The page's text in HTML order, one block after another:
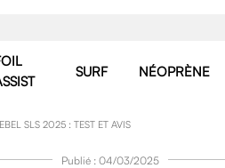
SURF NÉOPRÈNE
SLS 2025 : TEST ET AVIS
Publié : 04/03/2025